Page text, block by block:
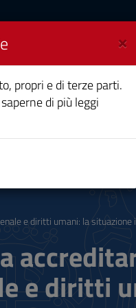
e diritti umani: la situazione
e diritti
×
propri e di terze parti.
di più leggi